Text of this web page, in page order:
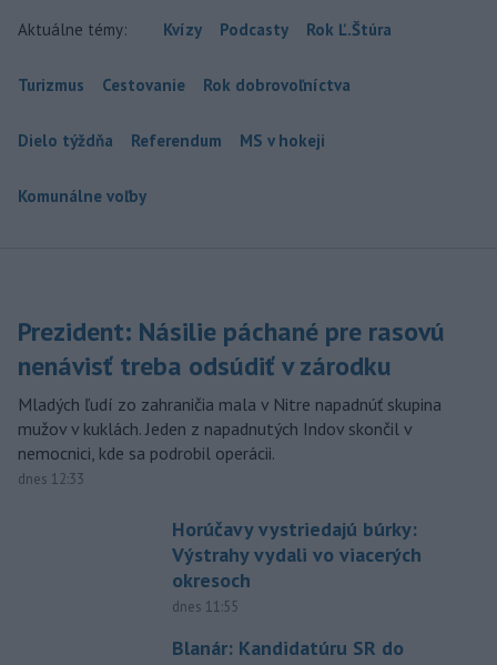
Aktuálne témy: Kvízy Podcasty Rok Ľ.Štúra
Turizmus Cestovanie Rok dobrovoľníctva
Dielo týždňa Referendum MS v hokeji
Komunálne voľby
Prezident: Násilie páchané pre rasovú
nenávisť treba odsúdiť v zárodku
Mladých ľudí zo zahraničia mala v Nitre napadnúť skupina
mužov v kuklách. Jeden z napadnutých Indov skončil v
nemocnici, kde sa podrobil operácii.
dnes 12:33
Horúčavy vystriedajú búrky:
Výstrahy vydali vo viacerých
okresoch
dnes 11:55
Blanár: Kandidatúru SR do